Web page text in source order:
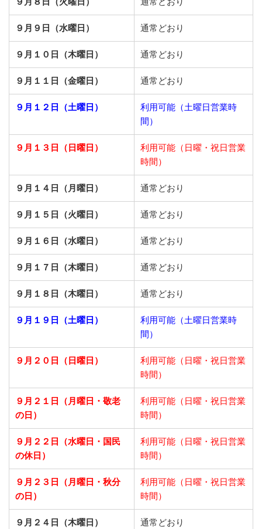
９月９日（水曜日） 通常どおり
９月１０日（木曜日） 通常どおり
９月１１日（金曜日） 通常どおり
９月１２日（土曜日）
利用可能（土曜日営業時
間）
９月１３日（日曜日）
利用可能（日曜・祝日営業
時間）
９月１４日（月曜日） 通常どおり
９月１５日（火曜日） 通常どおり
９月１６日（水曜日） 通常どおり
９月１７日（木曜日） 通常どおり
９月１８日（木曜日） 通常どおり
９月１９日（土曜日）
利用可能（土曜日営業時
間）
９月２０日（日曜日）
利用可能（日曜・祝日営業
時間）
９月２１日
（月曜日・敬老
の日）
利用可能（日曜・祝日営業
時間）
９月２２日
（水曜日・国民
の休日）
利用可能（日曜・祝日営業
時間）
９月２３日
（月曜日・秋分
の日）
利用可能（日曜・祝日営業
時間）
９月２４日（木曜日） 通常どおり